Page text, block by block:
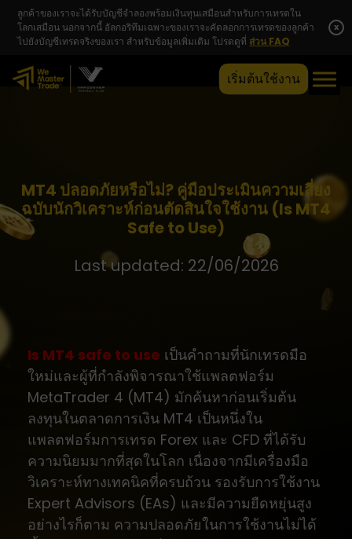
ลูกค้าของเราจะได้รับบัญชีจำลองพร้อมเงินทุนเสมือนสำหรับการเทรดใน
โลกเสมือน นอกจากนี้ อัลกอริทึมเฉพาะของเราจะคัดลอกการเทรดของลูกค้า
ไปยังบัญชีเทรดจริงของเรา สำหรับข้อมูลเพิ่มเติม โปรดดูที่ ส่วน FAQ
x
เริ่มต้นใช้งาน
MT4 ปลอดภัยหรือไม่? คู่มือประเมินความเสี่ยง
ฉบับนักวิเคราะห์ก่อนตัดสินใจใช้งาน (Is MT4
Safe to Use)
Last updated: 22/06/2026
Is MT4 safe to use เป็นคำถามที่นักเทรดมือ
ใหม่และผู้ที่กำลังพิจารณาใช้แพลตฟอร์ม
MetaTrader 4 (MT4) มักค้นหาก่อนเริ่มต้น
ลงทุนในตลาดการเงิน MT4 เป็นหนึ่งใน
แพลตฟอร์มการเทรด Forex และ CFD ที่ได้รับ
ความนิยมมากที่สุดในโลก เนื่องจากมีเครื่องมือ
วิเคราะห์ทางเทคนิคที่ครบถ้วน รองรับการใช้งาน
Expert Advisors (EAs) และมีความยืดหยุ่นสูง
อย่างไรก็ตาม ความปลอดภัยในการใช้งานไม่ได้